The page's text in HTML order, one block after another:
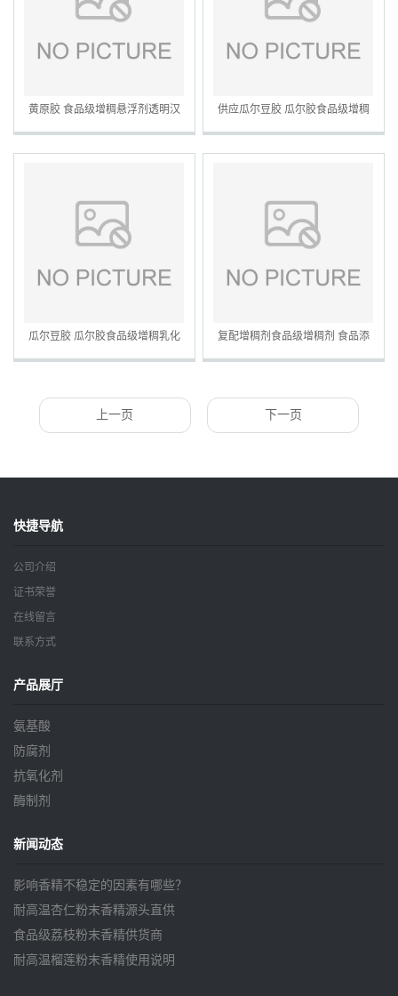
黄原胶 食品级增稠悬浮剂透明汉
生胶粉高含量高粘度现货批发
供应瓜尔豆胶 瓜尔胶食品级增稠
乳化剂 食品添加稳定剂 量大从优
瓜尔豆胶 瓜尔胶食品级增稠乳化
剂 食品添加稳定剂 量大从优
复配增稠剂食品级增稠剂 食品添
加稳定剂 量大从优
上一页 下一页
快捷导航
公司介绍
证书荣誉
在线留言
联系方式
产品展厅
氨基酸
防腐剂
抗氧化剂
酶制剂
新闻动态
影响香精不稳定的因素有哪些？
耐高温杏仁粉末香精源头直供
食品级荔枝粉末香精供货商
耐高温榴莲粉末香精使用说明